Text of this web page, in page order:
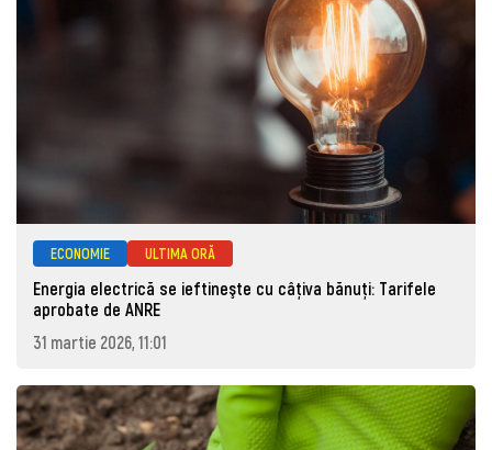
ECONOMIE ULTIMA ORĂ
Energia electrică se ieftineşte cu câţiva bănuţi: Tarifele
aprobate de ANRE
31 martie 2026, 11:01